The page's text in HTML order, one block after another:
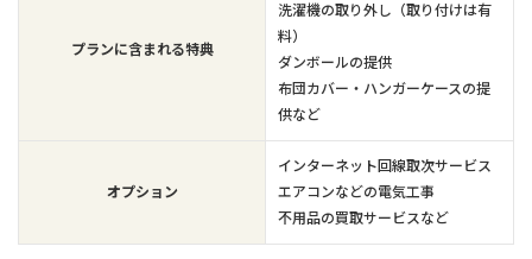
プランに含まれる特典
洗濯機の取り外し（取り付けは有
料）
ダンボールの提供
布団カバー・ハンガーケースの提
供など
オプション
インターネット回線取次サービス
エアコンなどの電気工事
不用品の買取サービスなど